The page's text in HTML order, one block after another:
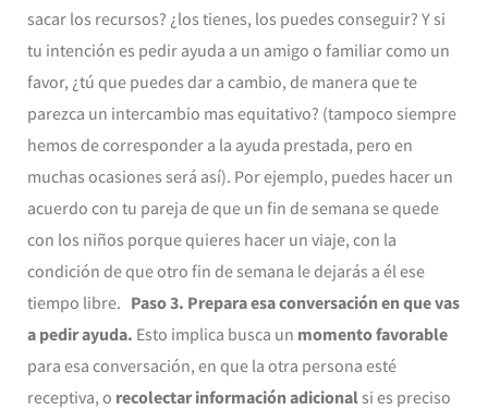
sacar los recursos? ¿los tienes, los puedes conseguir? Y si
tu intención es pedir ayuda a un amigo o familiar como un
favor, ¿tú que puedes dar a cambio, de manera que te
parezca un intercambio mas equitativo? (tampoco siempre
hemos de corresponder a la ayuda prestada, pero en
muchas ocasiones será así). Por ejemplo, puedes hacer un
acuerdo con tu pareja de que un fin de semana se quede
con los niños porque quieres hacer un viaje, con la
condición de que otro fin de semana le dejarás a él ese
tiempo libre. Paso 3. Prepara esa conversación en que vas
a pedir ayuda. Esto implica busca un momento favorable
para esa conversación, en que la otra persona esté
receptiva, o recolectar información adicional si es preciso